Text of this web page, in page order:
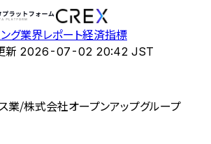
グ業界レポート経済指標
新 2026-07-02 20:42 JST
業/株式会社オープンアップグループ